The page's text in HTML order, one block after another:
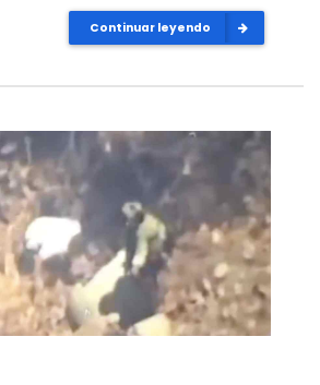
Continuar leyendo